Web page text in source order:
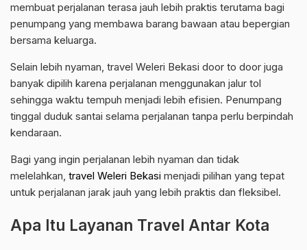
membuat perjalanan terasa jauh lebih praktis terutama bagi
penumpang yang membawa barang bawaan atau bepergian
bersama keluarga.
Selain lebih nyaman, travel Weleri Bekasi door to door juga
banyak dipilih karena perjalanan menggunakan jalur tol
sehingga waktu tempuh menjadi lebih efisien. Penumpang
tinggal duduk santai selama perjalanan tanpa perlu berpindah
kendaraan.
Bagi yang ingin perjalanan lebih nyaman dan tidak
melelahkan, travel Weleri Bekasi menjadi pilihan yang tepat
untuk perjalanan jarak jauh yang lebih praktis dan fleksibel.
Apa Itu Layanan Travel Antar Kota